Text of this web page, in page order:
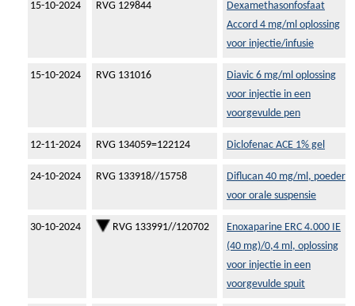
15-10-2024 RVG 129844
Dexamethasonfosfaat
Accord 4 mg/ml oplossing
voor injectie/infusie
15-10-2024 RVG 131016
Diavic 6 mg/ml oplossing
voor injectie in een
voorgevulde pen
12-11-2024 RVG 134059=122124 Diclofenac ACE 1% gel
24-10-2024 RVG 133918//15758
Diflucan 40 mg/ml, poeder
voor orale suspensie
30-10-2024 RVG 133991//120702
Enoxaparine ERC 4.000 IE
(40 mg)/0,4 ml, oplossing
voor injectie in een
voorgevulde spuit